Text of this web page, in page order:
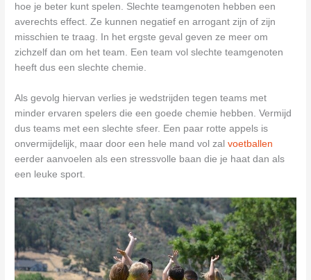
hoe je beter kunt spelen. Slechte teamgenoten hebben een
averechts effect. Ze kunnen negatief en arrogant zijn of zijn
misschien te traag. In het ergste geval geven ze meer om
zichzelf dan om het team. Een team vol slechte teamgenoten
heeft dus een slechte chemie.
Als gevolg hiervan verlies je wedstrijden tegen teams met
minder ervaren spelers die een goede chemie hebben. Vermijd
dus teams met een slechte sfeer. Een paar rotte appels is
onvermijdelijk, maar door een hele mand vol zalvoetballen
eerder aanvoelen als een stressvolle baan die je haat dan als
een leuke sport.